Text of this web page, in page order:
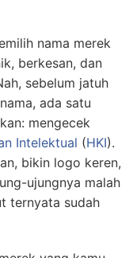
nama merek
berkesan, dan
sebelum jatuh
ada satu
mengecek
Intelektual (HKI).
bikin logo keren,
ujungnya malah
ternyata sudah